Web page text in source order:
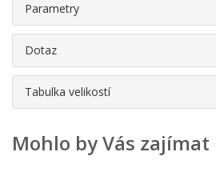
Parametry
Dotaz
Tabulka velikostí
Mohlo by Vás zajímat